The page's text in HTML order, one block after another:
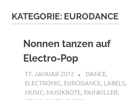
KATEGORIE: EURODANCE
Nonnen tanzen auf
Electro-Pop
17. JANUAR 2012 MCDP-
DANCE,
ELECTRONIC, EURODANCE, LABELS,
MUSIC, MUSIKBOTE, PAINKILLER,